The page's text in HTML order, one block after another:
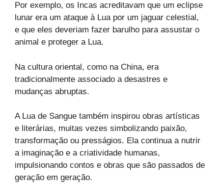
Por exemplo, os Incas acreditavam que um eclipse
lunar era um ataque à Lua por um jaguar celestial,
e que eles deveriam fazer barulho para assustar o
animal e proteger a Lua.
Na cultura oriental, como na China, era
tradicionalmente associado a desastres e
mudanças abruptas.
A Lua de Sangue também inspirou obras artísticas
e literárias, muitas vezes simbolizando paixão,
transformação ou presságios. Ela continua a nutrir
a imaginação e a criatividade humanas,
impulsionando contos e obras que são passados de
geração em geração.